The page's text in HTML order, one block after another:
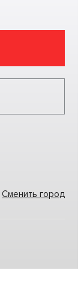
Сменить город